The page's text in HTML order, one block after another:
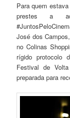
Para quem
prestes a
José dos
no Colinas
rígido protocolo
Festival de
preparada para